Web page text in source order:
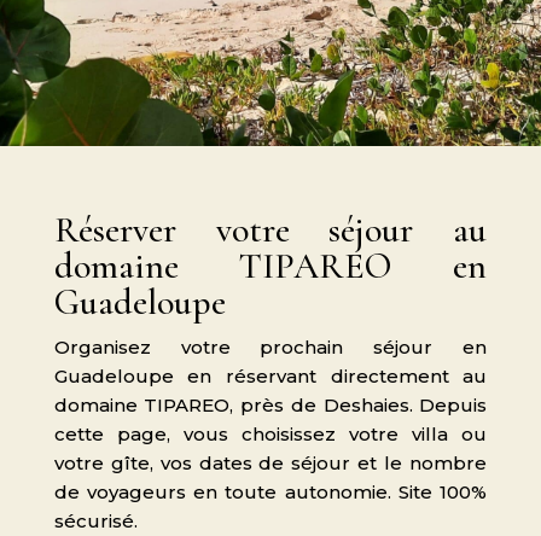
Réserver votre séjour au
domaine TIPAREO en
Guadeloupe
Organisez votre prochain séjour en
Guadeloupe en réservant directement au
domaine TIPAREO, près de Deshaies. Depuis
cette page, vous choisissez votre villa ou
votre gîte, vos dates de séjour et le nombre
de voyageurs en toute autonomie. Site 100%
sécurisé.